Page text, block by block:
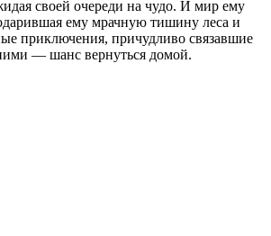
своей очереди на чудо. И мир ему
ему мрачную тишину леса и
приключения, причудливо связавшие
— шанс вернуться домой.